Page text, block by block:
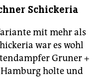
Schickeria
mit mehr als
war es wohl
Gruner +
Hamburg holte und